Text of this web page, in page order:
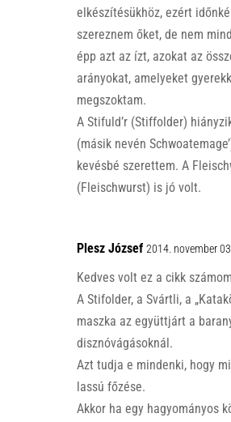
elkészítésükhöz, ezért
szereznem őket, de nem
épp azt az ízt, azokat az
arányokat, amelyeket
megszoktam.
A Stifuld’r (Stiffolder)
(másik nevén
kevésbé szerettem. A
(Fleischwurst) is jó volt.
Plesz József 2014. november
Kedves volt ez a cikk
A Stifolder, a Svártli, a
maszka az együttjárt a
disznóvágásoknál.
Azt tudja e mindenki, hogy
lassú főzése.
Akkor ha egy hagyományos